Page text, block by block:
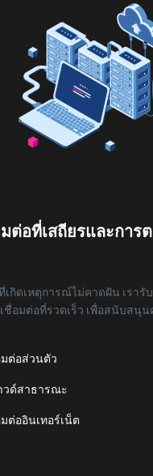
ต่อที่เสถียรและการ
กิดเหตุการณ์ไม่คาดฝัน เรารั
ชื่อมต่อที่รวดเร็ว เพื่อสนับสนุน
มต่อส่วนตัว
วด์สาธารณะ
ต่ออินเทอร์เน็ต